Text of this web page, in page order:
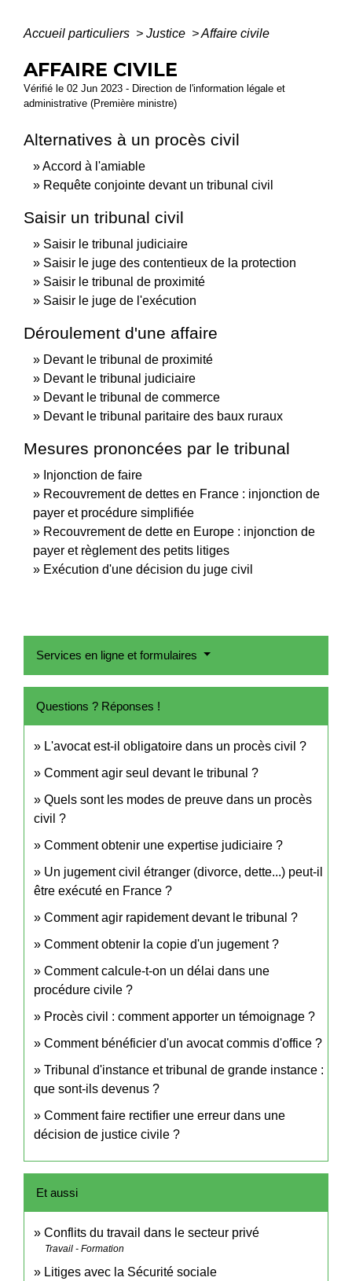
Accueil particuliers > Justice >Affaire civile
AFFAIRE CIVILE
Vérifié le 02 Jun 2023 - Direction de l'information légale et
administrative (Première ministre)
Alternatives à un procès civil
Accord à l'amiable
Requête conjointe devant un tribunal civil
Saisir un tribunal civil
Saisir le tribunal judiciaire
Saisir le juge des contentieux de la protection
Saisir le tribunal de proximité
Saisir le juge de l'exécution
Déroulement d'une affaire
Devant le tribunal de proximité
Devant le tribunal judiciaire
Devant le tribunal de commerce
Devant le tribunal paritaire des baux ruraux
Mesures prononcées par le tribunal
Injonction de faire
Recouvrement de dettes en France : injonction de
payer et procédure simplifiée
Recouvrement de dette en Europe : injonction de
payer et règlement des petits litiges
Exécution d'une décision du juge civil
Services en ligne et formulaires
Questions ? Réponses !
L'avocat est-il obligatoire dans un procès civil ?
Comment agir seul devant le tribunal ?
Quels sont les modes de preuve dans un procès
civil ?
Comment obtenir une expertise judiciaire ?
Un jugement civil étranger (divorce, dette...) peut-il
être exécuté en France ?
Comment agir rapidement devant le tribunal ?
Comment obtenir la copie d'un jugement ?
Comment calcule-t-on un délai dans une
procédure civile ?
Procès civil : comment apporter un témoignage ?
Comment bénéficier d'un avocat commis d'office ?
Tribunal d'instance et tribunal de grande instance :
que sont-ils devenus ?
Comment faire rectifier une erreur dans une
décision de justice civile ?
Et aussi
Conflits du travail dans le secteur privé
Travail - Formation
Litiges avec la Sécurité sociale